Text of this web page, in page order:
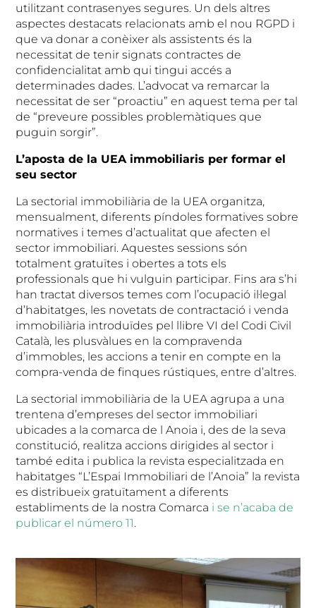
utilitzant contrasenyes segures. Un dels altres
aspectes destacats relacionats amb el nou RGPD i
que va donar a conèixer als assistents és la
necessitat de tenir signats contractes de
confidencialitat amb qui tingui accés a
determinades dades. L’advocat va remarcar la
necessitat de ser “proactiu” en aquest tema per tal
de “preveure possibles problemàtiques que
puguin sorgir”.
L’aposta de la UEA immobiliaris per formar el
seu sector
La sectorial immobiliària de la UEA organitza,
mensualment, diferents píndoles formatives sobre
normatives i temes d’actualitat que afecten el
sector immobiliari. Aquestes sessions són
totalment gratuïtes i obertes a tots els
professionals que hi vulguin participar. Fins ara s’hi
han tractat diversos temes com l’ocupació il·legal
d’habitatges, les novetats de contractació i venda
immobiliària introduïdes pel llibre VI del Codi Civil
Català, les plusvàlues en la compravenda
d’immobles, les accions a tenir en compte en la
compra-venda de finques rústiques, entre d’altres.
La sectorial immobiliària de la UEA agrupa a una
trentena d’empreses del sector immobiliari
ubicades a la comarca de l Anoia i, des de la seva
constitució, realitza accions dirigides al sector i
també edita i publica la revista especialitzada en
habitatges “L’Espai Immobiliari de l’Anoia” la revista
es distribueix gratuïtament a diferents
establiments de la nostra Comarca i se n’acaba de
publicar el número 11.